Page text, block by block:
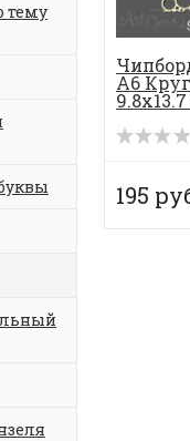
тему
А6
195